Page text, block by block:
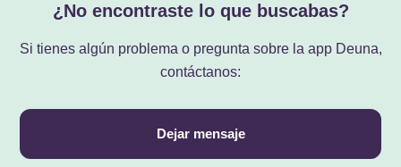
¿No encontraste lo que buscabas?
Si tienes algún problema o pregunta sobre la app Deuna,
contáctanos:
Dejar mensaje